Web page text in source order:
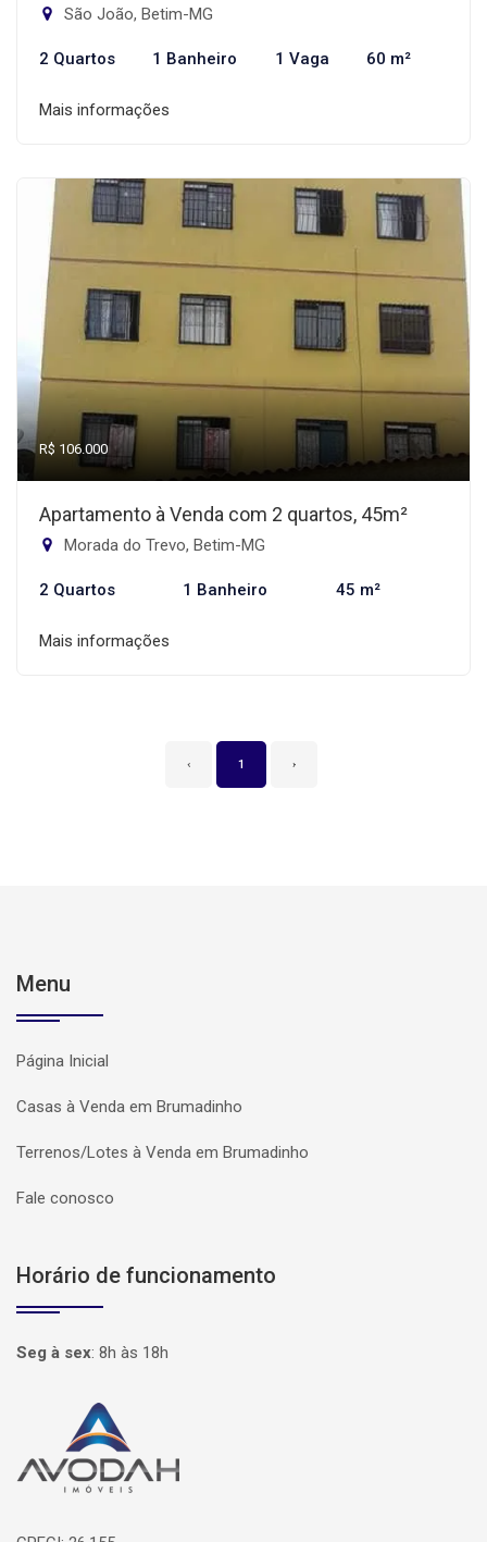
São João, Betim-MG
2 Quartos 1 Banheiro 1 Vaga 60 m²
Mais informações
R$ 106.000
Apartamento à Venda com 2 quartos, 45m²
Morada do Trevo, Betim-MG
2 Quartos 1 Banheiro 45 m²
Mais informações
‹ 1 ›
Menu
Página Inicial
Casas à Venda em Brumadinho
Terrenos/Lotes à Venda em Brumadinho
Fale conosco
Horário de funcionamento
Seg à sex: 8h às 18h
Página inicial